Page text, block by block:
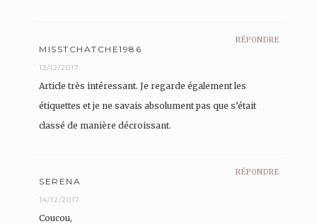
RÉPONDRE
MISSTCHATCHE1986
13/12/2017
Article très intéressant. Je regarde également les
étiquettes et je ne savais absolument pas que s’était
classé de manière décroissant.
RÉPONDRE
SERENA
14/12/2017
Coucou,